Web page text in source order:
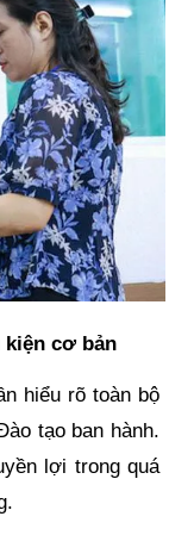
kiện cơ bản
hiểu rõ toàn bộ
tạo ban hành.
lợi trong quá